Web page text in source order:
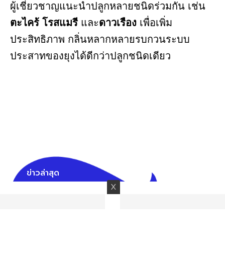
ผู้เชี่ยวชาญแนะนำปลูกหลายชนิดร่วมกัน เช่น
ตะไคร้ โรสแมรี และดาวเรือง เพื่อเพิ่ม
ประสิทธิภาพ กลิ่นหลากหลายรบกวนระบบ
ประสาทของยุงได้ดีกว่าปลูกชนิดเดียว
ข่าวล่าสุด